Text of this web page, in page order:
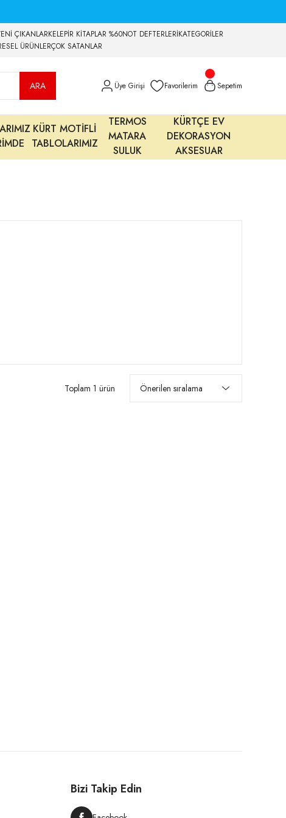
ÇIKANLARKELEPİR KİTAPLAR %60NOT DEFTERLERİKATEGORİLER
ÜRÜNLERÇOK SATANLAR
ARA Üye Girişi Favorilerim Sepetim
KÜRT MOTİFLİ
TABLOLARIMIZ
TERMOS
MATARA
SULUK
KÜRTÇE EV
DEKORASYON
AKSESUAR
Toplam 1 ürün
Bizi Takip Edin